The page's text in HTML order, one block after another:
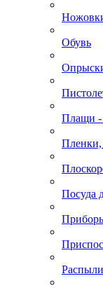
Обувь
Плащи -
Посуда